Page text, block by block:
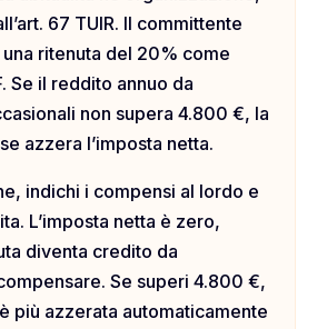
67 TUIR. Il committente
ritenuta del 20% come
Se il reddito annuo da
non supera 4.800 €, la
azzera l’imposta netta.
indichi i compensi al lordo e
L’imposta netta è zero,
diventa credito da
Se superi 4.800 €,
più azzerata automaticamente